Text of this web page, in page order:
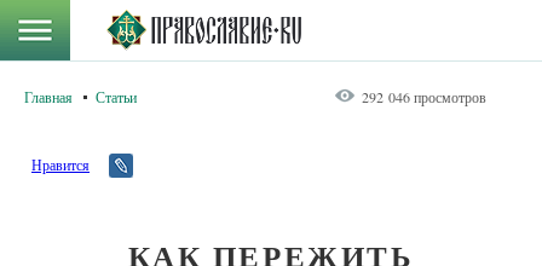
Главная Статьи 292 046 просмотров
Нравится
КАК ПЕРЕЖИТЬ